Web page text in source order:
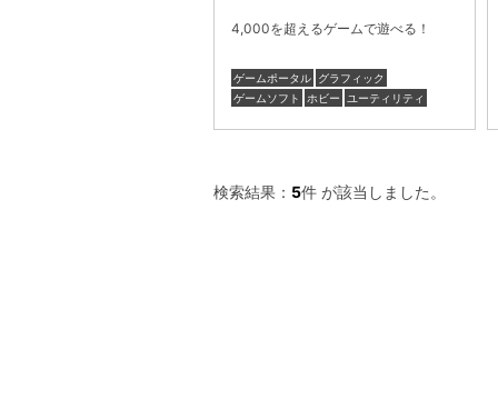
4,000を超えるゲームで遊べる！
ゲームポータル グラフィック
ゲームソフト
ホビー ユーティリティ
検索結果： 5件 が該当しました。